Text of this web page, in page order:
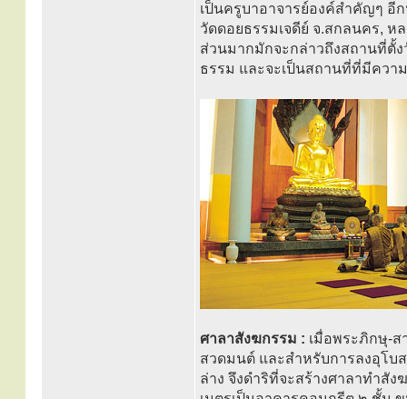
เป็นครูบาอาจารย์องค์สำคัญๆ อี
วัดดอยธรรมเจดีย์ จ.สกลนคร, ห
ส่วนมากมักจะกล่าวถึงสถานที่ตั้ง
ธรรม และจะเป็นสถานที่ที่มีควา
ศาลาสังฆกรรม : เมื่อพระภิกษุ-
สวดมนต์ และสำหรับการลงอุโบ
ล่าง จึงดำริที่จะสร้างศาลาทำสั